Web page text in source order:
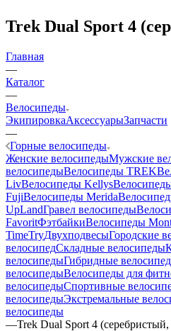
Trek Dual Sport 4
Главная
—
Каталог
—
Велосипеды
ЭкипировкаАксессуарыЗапчасти
—
Горные велосипеды
Женские велосипедыМужские
велосипедыВелосипеды TREK
LivВелосипеды Kellys
FujiВелосипеды Merida
UpLandГравел велосипеды
FavoritФэтбайкиВелосипеды
TimeTryДвухподвесыГородские
велосипедСкладные велосипеды
велосипедыГибридные
велосипедыВелосипеды для
велосипедыСпортивные
велосипедыЭкстремальные
велосипеды
—Trek Dual Sport 4